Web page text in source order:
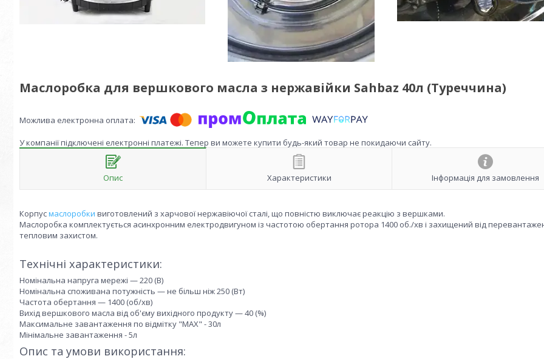
Маслоробка для вершкового масла з нержавійки Sahbaz 40л (Туреччина)
У компанії підключені електронні платежі. Тепер ви можете купити будь-який товар не покидаючи сайту.
Опис Характеристики Інформація для замовлення
Корпусмаслоробки виготовлений з харчової нержавіючої сталі, що повністю виключає реакцію з вершками.
Маслоробка комплектується асинхронним електродвигуном із частотою обертання ротора 1400 об./хв і захищений від
тепловим захистом.
Технічні характеристики:
Номінальна напруга мережі — 220 (В)
Номінальна споживана потужність — не більш ніж 250 (Вт)
Частота обертання — 1400 (об/хв)
Вихід вершкового масла від об'єму вихідного продукту — 40 (%)
Максимальне завантаження по відмітку "MAX" - 30л
Мінімальне завантаження - 5л
Опис та умови використання: